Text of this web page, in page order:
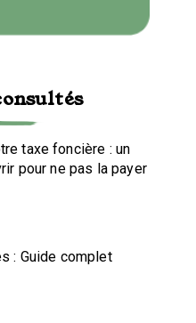
taxe foncière : un
pour ne pas la payer
: Guide complet